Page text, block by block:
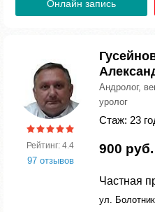
Онлайн запись
Рейтинг: 4.4
97 отзывов
Андролог,
уролог
Стаж: 23
900 руб.
Частная
ул.